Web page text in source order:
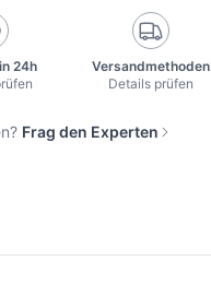
24h
Versandmethoden
Details prüfen
Frag den Experten